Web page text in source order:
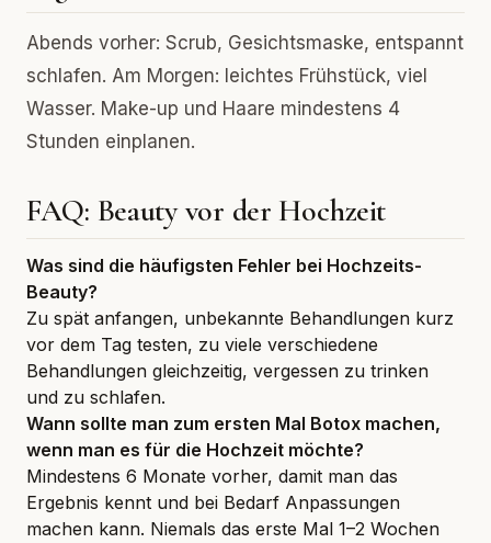
Abends vorher: Scrub, Gesichtsmaske, entspannt
schlafen. Am Morgen: leichtes Frühstück, viel
Wasser. Make-up und Haare mindestens 4
Stunden einplanen.
FAQ: Beauty vor der Hochzeit
Was sind die häufigsten Fehler bei Hochzeits-
Beauty?
Zu spät anfangen, unbekannte Behandlungen kurz
vor dem Tag testen, zu viele verschiedene
Behandlungen gleichzeitig, vergessen zu trinken
und zu schlafen.
Wann sollte man zum ersten Mal Botox machen,
wenn man es für die Hochzeit möchte?
Mindestens 6 Monate vorher, damit man das
Ergebnis kennt und bei Bedarf Anpassungen
machen kann. Niemals das erste Mal 1–2 Wochen